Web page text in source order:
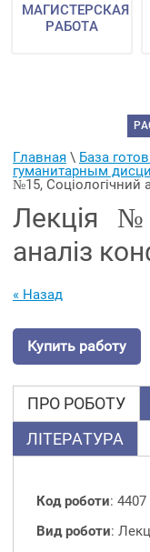
МАГИСТЕРСКАЯ
РАБОТА
Главная \ База
гуманитарным
№15, Соціологічний
Лекція
аналіз
« Назад
Купить работу
ПРО РОБОТУ
ЛІТЕРАТУРА
Код роботи: 4407
Вид роботи: